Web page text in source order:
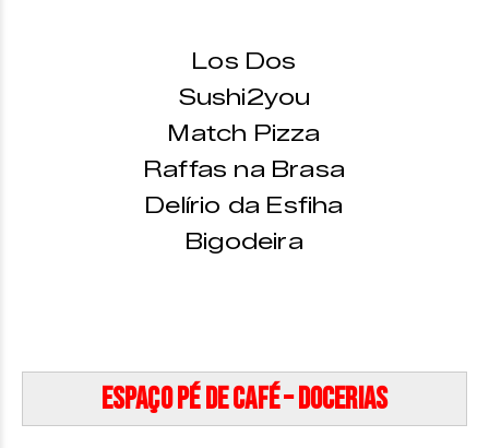
Los Dos
Sushi2you
Match Pizza
Raffas na Brasa
Delírio da Esfiha
Bigodeira
Espaço Pé de Café – Docerias